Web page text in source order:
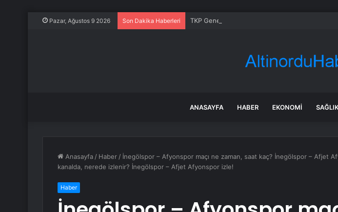
Pazar, Ağustos 9 2026 Son Dakika Haberleri TKP Genel Sekreteri Okuyan: Erdoğan yeniden
ANASAYFA HABER EKONOMI
Anasayfa / Haber / İnegölspor – Afyonspor maçı ne zaman, saat kaç? İnegölspor – Afjet
kanalda, nerede izlenir? İnegölspor – Afjet Afyonspor izle!
Haber